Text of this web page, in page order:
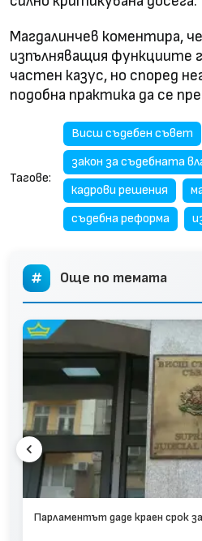
Магдалинчев коментира,
изпълняващия функциите
частен казус, но според
подобна практика да се
Тагове:
Висш съдебен съвет
закон за съдебната
кадрови решения
съдебна реформа
Още по темата
Парламентът даде краен срок